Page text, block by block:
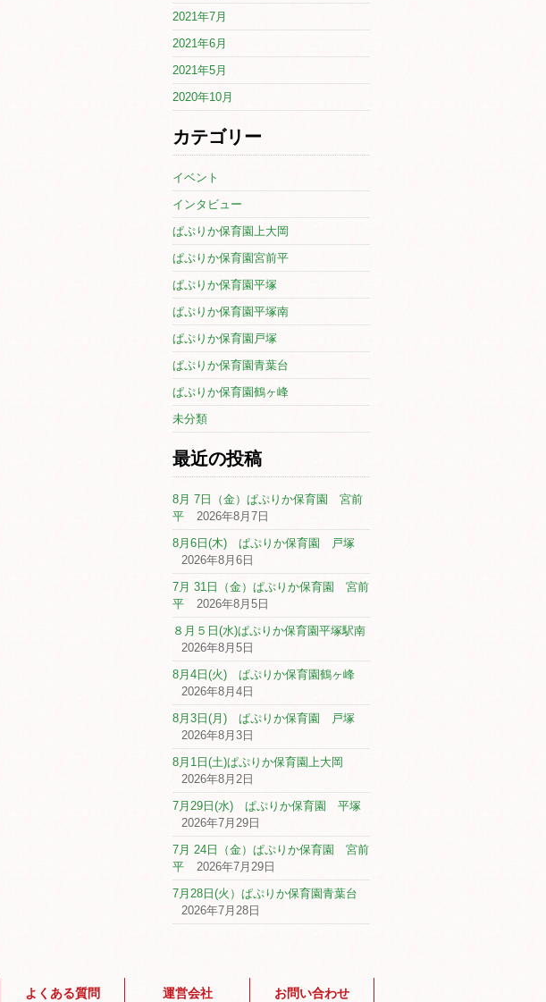
2021年7月
2021年6月
2021年5月
2020年10月
カテゴリー
イベント
インタビュー
ぱぷりか保育園上大岡
ぱぷりか保育園宮前平
ぱぷりか保育園平塚
ぱぷりか保育園平塚南
ぱぷりか保育園戸塚
ぱぷりか保育園青葉台
ぱぷりか保育園鶴ヶ峰
未分類
最近の投稿
8月 7日（金）ぱぷりか保育園 宮前
平
2026年8月7日
8月6日(木) ぱぷりか保育園 戸塚
2026年8月6日
7月 31日（金）ぱぷりか保育園 宮前
平
2026年8月5日
８月５日(水)ぱぷりか保育園平塚駅南
2026年8月5日
8月4日(火) ぱぷりか保育園鶴ヶ峰
2026年8月4日
8月3日(月) ぱぷりか保育園 戸塚
2026年8月3日
8月1日(土)ぱぷりか保育園上大岡
2026年8月2日
7月29日(水) ぱぷりか保育園 平塚
2026年7月29日
7月 24日（金）ぱぷりか保育園 宮前
平
2026年7月29日
7月28日(火）ぱぷりか保育園青葉台
2026年7月28日
よくある質問 運営会社 お問い合わせ